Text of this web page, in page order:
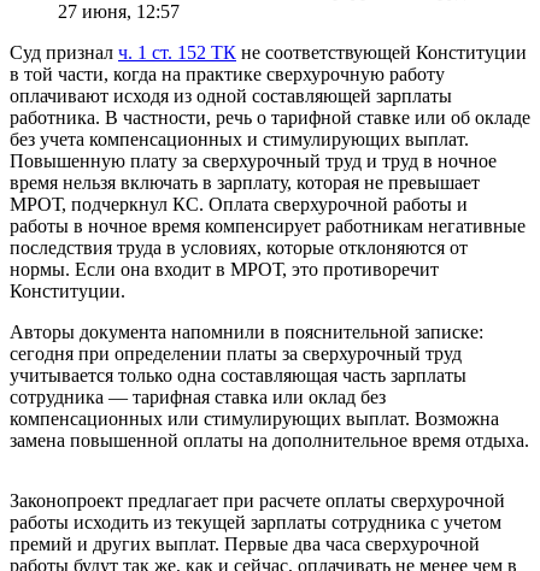
27 июня, 12:57
Суд признал ч. 1 ст. 152 ТК не соответствующей Конституции
в той части, когда на практике сверхурочную работу
оплачивают исходя из одной составляющей зарплаты
работника. В частности, речь о тарифной ставке или об окладе
без учета компенсационных и стимулирующих выплат.
Повышенную плату за сверхурочный труд и труд в ночное
время нельзя включать в зарплату, которая не превышает
МРОТ, подчеркнул КС. Оплата сверхурочной работы и
работы в ночное время компенсирует работникам негативные
последствия труда в условиях, которые отклоняются от
нормы. Если она входит в МРОТ, это противоречит
Конституции.
Авторы документа напомнили в пояснительной записке:
сегодня при определении платы за сверхурочный труд
учитывается только одна составляющая часть зарплаты
сотрудника — тарифная ставка или оклад без
компенсационных или стимулирующих выплат. Возможна
замена повышенной оплаты на дополнительное время отдыха.
Законопроект предлагает при расчете оплаты сверхурочной
работы исходить из текущей зарплаты сотрудника с учетом
премий и других выплат. Первые два часа сверхурочной
работы будут так же, как и сейчас, оплачивать не менее чем в